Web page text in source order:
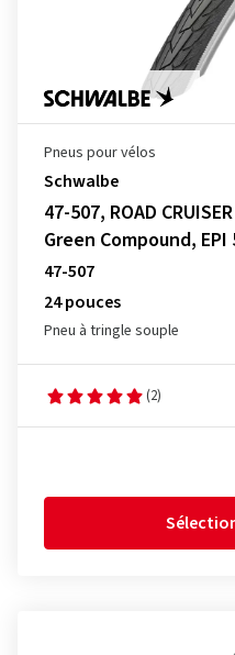
Pneus pour vélos
Schwalbe
47-507, ROAD
Green Compound,
47-507
24 pouces
Pneu à tringle souple
(2)